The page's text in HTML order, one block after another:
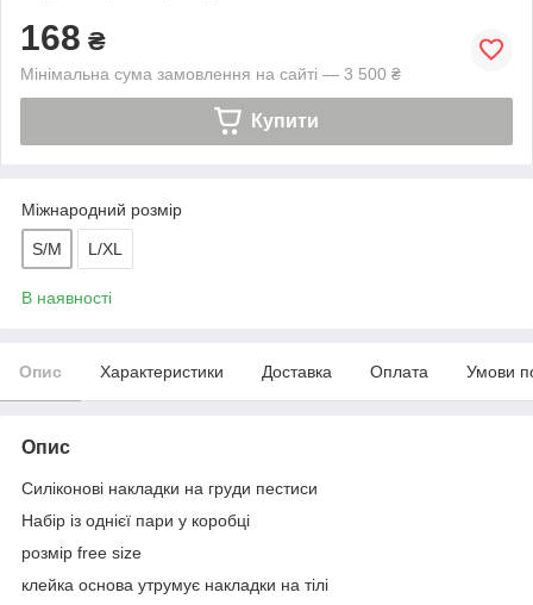
168 ₴
Мінімальна сума замовлення на сайті — 3 500 ₴
Купити
Міжнародний розмір
S/M L/XL
В наявності
Опис Характеристики Доставка Оплата Умови
Опис
Силіконові накладки на груди пестиси
Набір із однієї пари у коробці
розмір free size
клейка основа утрумує накладки на тілі